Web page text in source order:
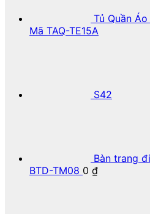
Tủ Quần
Mã TAQ-TE15A
S42
Bàn trang
BTD-TM08 0 ₫